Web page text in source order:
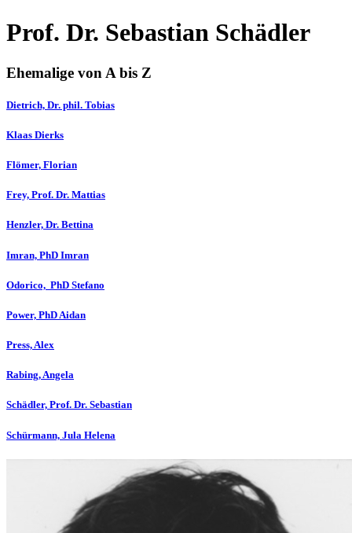
Prof. Dr. Sebastian Schädler
Ehemalige von A bis Z
Dietrich, Dr. phil. Tobias
Klaas Dierks
Flömer, Florian
Frey, Prof. Dr. Mattias
Henzler, Dr. Bettina
Imran, PhD Imran
Odorico, PhD Stefano
Power, PhD Aidan
Press, Alex
Rabing, Angela
Schädler, Prof. Dr. Sebastian
Schürmann, Jula Helena